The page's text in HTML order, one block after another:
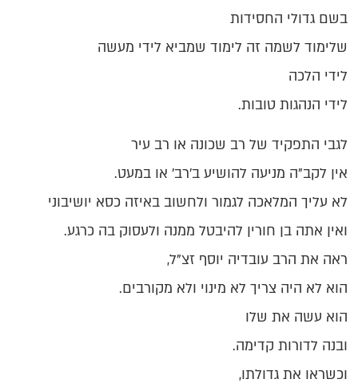
בשם גדולי החסידות
שלימוד לשמה זה לימוד שמביא לידי מעשה
לידי הלכה
לידי הנהגות טובות.
לגבי התפקיד של רב שכונה או רב עיר
אין לקב"ה מניעה להושיע ב'רב' או במעט.
לא עליך המלאכה לגמור ולחשוב באיזה כסא יושיבוני
ואין אתה בן חורין להיבטל ממנה ולעסוק בה כרגע.
ראה את הרב עובדיה יוסף זצ"ל,
הוא לא היה צריך לא מינוי ולא מקורבים.
הוא עשה את שלו
ובנה לדורות קדימה.
וכשראו את גדולתו,